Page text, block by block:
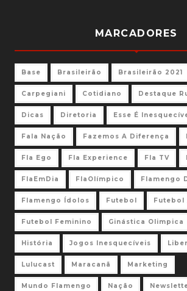
MARCADORES
Base Brasileirão Brasileirão 2021
Carpegiani Cotidiano Destaque
Dicas Diretoria Esse É
Fala Nação Fazemos A Diferença
Fla Ego Fla Experience Fla TV
FlaEmDia FlaOlímpico Flamengo
Flamengo Ídolos Futebol Futebol
Futebol Feminino Ginástica Olimpica
História Jogos Inesquecíveis
Lulucast Maracanã Marketing
Mundo Flamengo Nação